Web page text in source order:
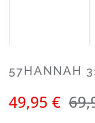
57HANNAH
Verkaufspreis:
49,95 €